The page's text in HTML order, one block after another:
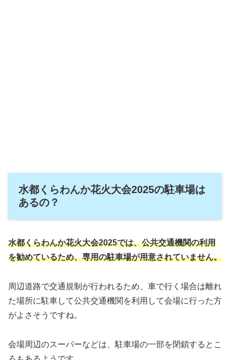
水都くらわんか花火大会2025の駐車場は
あるの？
水都くらわんか花火大会2025では、公共交通機関の利用
を勧めているため、専用の駐車場が用意されていません。
周辺道路で交通規制が行われるため、車で行く場合は離れ
た場所に駐車して公共交通機関を利用して会場に行った方
がよさそうですね。
会場周辺のスーパーなどは、駐車場の一部を閉鎖するとこ